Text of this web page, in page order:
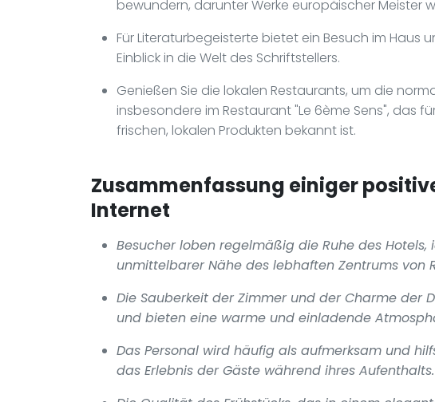
bewundern, darunter Werke europäischer Meister
Für Literaturbegeisterte bietet ein Besuch im Haus
Einblick in die Welt des Schriftstellers.
Genießen Sie die lokalen Restaurants, um die
insbesondere im Restaurant "Le 6ème Sens", das
frischen, lokalen Produkten bekannt ist.
Zusammenfassung einiger
Internet
Besucher loben regelmäßig die Ruhe des
unmittelbarer Nähe des lebhaften Zentrums von
Die Sauberkeit der Zimmer und der Charme der
und bieten eine warme und einladende
Das Personal wird häufig als aufmerksam und
das Erlebnis der Gäste während ihres Aufenthalts.